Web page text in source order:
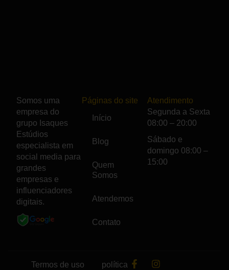
Somos uma
empresa do
grupo Isaques
Estúdios
especialista em
social media para
grandes
empresas e
influenciadores
digitais.
Páginas do site
Início
Blog
Quem
Somos
Atendemos
Contato
Atendimento
Segunda a Sexta
08:00 – 20:00
Sábado e
domingo 08:00 –
15:00
Termos de uso política